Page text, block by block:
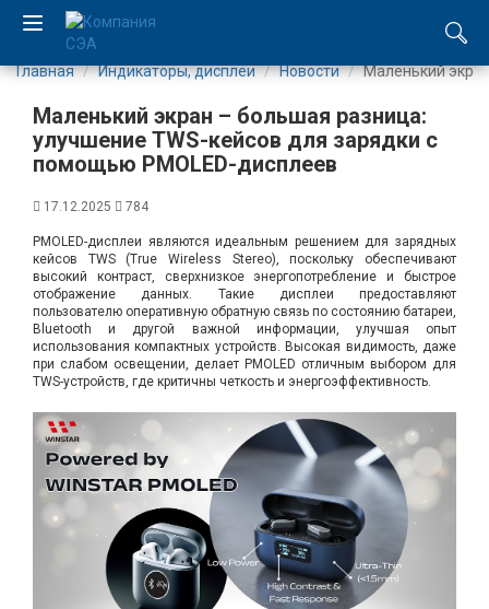
UA
Компания
Каталог
Производство
Услуги
Новости
Вакансии
Вход/
авторизация
Производители
Главная Индикаторы, дисплеи Новости Маленький
Маленький экран – большая разница:
улучшение TWS-кейсов для зарядки с
помощью PMOLED-дисплеев
17.12.2025 784
PMOLED-дисплеи являются идеальным решением для зарядных
кейсов TWS (True Wireless Stereo), поскольку обеспечивают
высокий контраст, сверхнизкое энергопотребление и быстрое
отображение данных. Такие дисплеи предоставляют
пользователю оперативную обратную связь по состоянию батареи,
Bluetooth и другой важной информации, улучшая опыт
использования компактных устройств. Высокая видимость, даже
при слабом освещении, делает PMOLED отличным выбором для
TWS-устройств, где критичны четкость и энергоэффективность.